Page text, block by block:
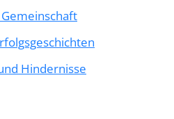
Hindernisse